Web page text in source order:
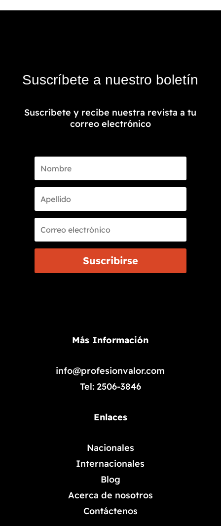
Suscríbete a nuestro boletín
Suscríbete y recibe nuestra revista a tu
correo electrónico
Suscribirse
Más Información
info@profesionvalor.com
Tel: 2506-3846
Enlaces
Nacionales
Internacionales
Blog
Acerca de nosotros
Contáctenos